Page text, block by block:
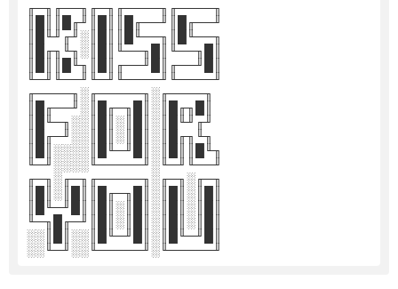
╓─╖╓──╖╓─╖╓────╖╓────╖
║█║║█╓╜║█║║█╓──╜║█╓──╜
║█╙╜╓╜░║█║║█╙──╖║█╙──╖
║█╓╖╙╖░║█║╙──╖█║╙──╖█║
║█║║█╙╖║█║╓──╜█║╓──╜█║
╙─╜╙──╜╙─╜╙────╜╙────╜
╓────╖░╓─────╖░╓────╖
║█╓──╜░║█╓─╖█║░║█╓╖█║
║█╙─╖░░║█║░║█║░║█╙╜╓╜
║█╓─╜░░║█║░║█║░║█╓╖╙╖
║█║░░░░║█╙─╜█║░║█║║█╙╖
╙─╜░░░░╙─────╜░╙─╜╙──╜
╓─╖░╓─╖╓─────╖░╓─╖░╓─╖
║█║░║█║║█╓─╖█║░║█║░║█║
║█╙─╜█║║█║░║█║░║█║░║█║
╙─╖█╓─╜║█║░║█║░║█║░║█║
░░║█║░░║█╙─╜█║░║█╙─╜█║
░░╙─╜░░╙─────╜░╙─────╜